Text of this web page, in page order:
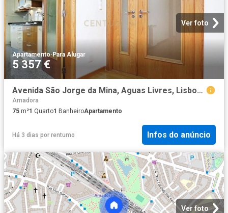
Ver foto
Apartamento·Para Alugar
5 357 €
Avenida São Jorge da Mina, Aguas Livres, Lisbon 2720 703
Amadora
75 m²1 Quarto1 BanheiroApartamento
Há 3 dias por rentumo Infos do anúncio
Ver foto